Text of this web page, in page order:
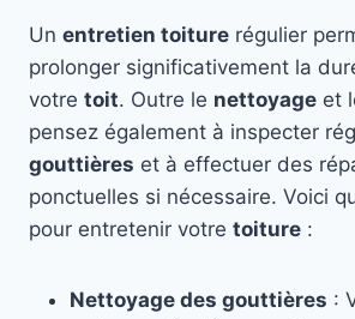
Un entretien toiture régulier
prolonger significativement la
votre toit. Outre le nettoyage et
pensez également à inspecter
gouttières et à effectuer des
ponctuelles si nécessaire. Voici
pour entretenir votre toiture :
Nettoyage des gouttières :